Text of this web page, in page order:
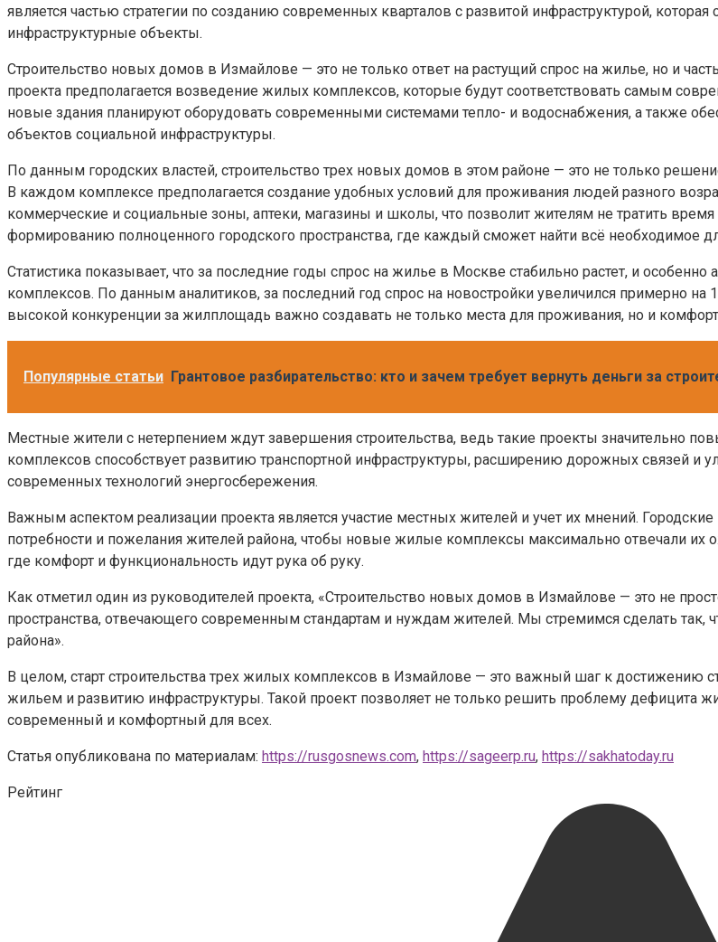
является частью стратегии по созданию современных кварталов с развитой инфраструктурой,
инфраструктурные объекты.
Строительство новых домов в Измайлове — это не только ответ на растущий спрос на жилье, но и
проекта предполагается возведение жилых комплексов, которые будут соответствовать самым
новые здания планируют оборудовать современными системами тепло- и водоснабжения, а также
объектов социальной инфраструктуры.
По данным городских властей, строительство трех новых домов в этом районе — это не только
В каждом комплексе предполагается создание удобных условий для проживания людей разного
коммерческие и социальные зоны, аптеки, магазины и школы, что позволит жителям не тратить время
формированию полноценного городского пространства, где каждый сможет найти всё необходимое
Статистика показывает, что за последние годы спрос на жилье в Москве стабильно растет, и
комплексов. По данным аналитиков, за последний год спрос на новостройки увеличился примерно на
высокой конкуренции за жилплощадь важно создавать не только места для проживания, но и
Популярные статьи Грантовое разбирательство: кто и зачем требует вернуть деньги за
Местные жители с нетерпением ждут завершения строительства, ведь такие проекты значительно
комплексов способствует развитию транспортной инфраструктуры, расширению дорожных связей и
современных технологий энергосбережения.
Важным аспектом реализации проекта является участие местных жителей и учет их мнений.
потребности и пожелания жителей района, чтобы новые жилые комплексы максимально отвечали их
где комфорт и функциональность идут рука об руку.
Как отметил один из руководителей проекта, «Строительство новых домов в Измайлове — это не
пространства, отвечающего современным стандартам и нуждам жителей. Мы стремимся сделать так,
района».
В целом, старт строительства трех жилых комплексов в Измайлове — это важный шаг к достижению
жильем и развитию инфраструктуры. Такой проект позволяет не только решить проблему дефицита
современный и комфортный для всех.
Статья опубликована по материалам: https://rusgosnews.com, https://sageerp.ru, https://sakhatoday.ru
Рейтинг